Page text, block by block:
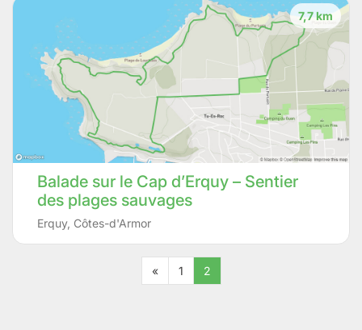
7,7 km
Balade sur le Cap d’Erquy – Sentier
des plages sauvages
Erquy, Côtes-d'Armor
« 1 2